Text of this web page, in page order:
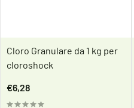
Cloro Granulare da 1 kg per
cloroshock
Prezzo
€6,28